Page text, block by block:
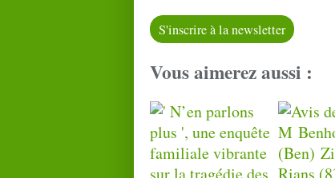
S'inscrire à la newsletter
Vous aimerez aussi :